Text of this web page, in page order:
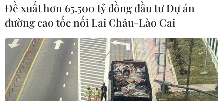
Đề xuất hơn 65.500 tỷ đồng đầu tư Dự án
đường cao tốc nối Lai Châu-Lào Cai